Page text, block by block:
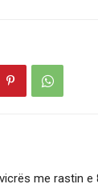
me rastin e